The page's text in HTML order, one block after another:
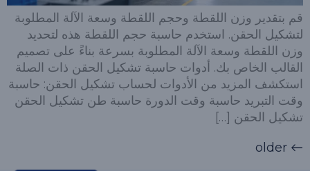
قم بتقدير وزن اللقطة وحجم اللقطة وسعة الآلة المطلوبة
لتشكيل الحقن. استخدم حاسبة حجم اللقطة هذه لتحديد
وزن اللقطة وسعة الآلة المطلوبة بسرعة بناءً على تصميم
القالب الخاص بك. أدوات حاسبة تشكيل الحقن ذات الصلة
استكشف المزيد من الأدوات لحساب تشكيل الحقن: حاسبة
وقت التبريد حاسبة وقت الدورة حاسبة طن تشكيل الحقن
تشكيل الحقن […]
←